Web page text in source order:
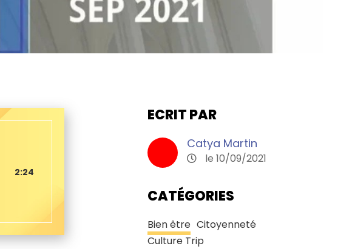
2:24
ECRIT PAR
Catya Martin
le 10/09/2021
CATÉGORIES
Bien être Citoyenneté
Culture Trip